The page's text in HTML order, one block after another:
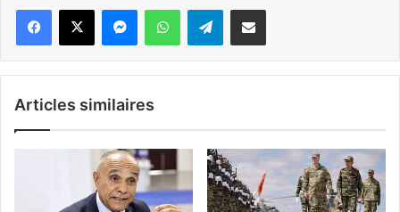
WhatsApp Telegram
Articles similaires